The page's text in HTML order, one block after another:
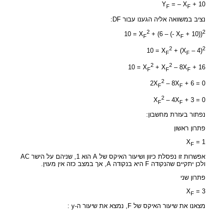
YF = – XF + 10
נציב במשוואה אליה הגענו עבור DF:
10 = XF
2 + (6 – (- XF + 10))2
10 = XF
2 + (XF – 4)2
10 = XF
2 + XF
2 – 8XF + 16
2XF
2 – 8XF + 6 = 0
XF
2 – 4XF + 3 = 0
נפתור בעזרת מחשבון:
פתרון ראשון
XF = 1
אפשרות זו נפסלת כיוון ושיעור האיקס של A הוא 1, שניהם על הישר AC
ולכן יתקיים שהנקודה F היא בנקודה A, אך במצב כזה אין מעוין.
פתרון שני
XF = 3
מצאנו את שיעור האיקס של F, נמצא את שיעור ה-y :